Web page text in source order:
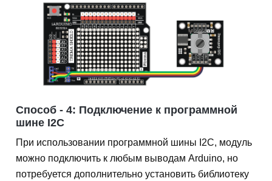
Способ - 4: Подключение к программной
шине I2C
При использовании программной шины I2C, модуль
можно подключить к любым выводам Arduino, но
потребуется дополнительно установить библиотеку